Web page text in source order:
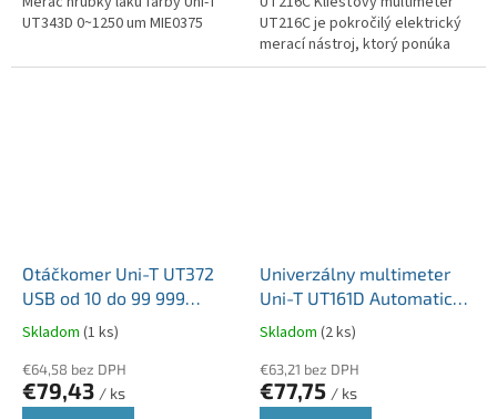
UT343D 0~1250 um MIE0375
UT216C je pokročilý elektrický
merací nástroj, ktorý ponúka
presnosť a funkčnosť potrebnú
Otáčkomer Uni-T UT372
USB od 10 do 99 999
ot./min. MIE0130
Skladom (1 ks)
€64,58 bez DPH
€79,43 / ks
Univerzálny multimeter
Uni-T UT161D Automatické
prepínanie meracích
rozsahov MIE0433
Skladom (2 ks)
€63,21 bez DPH
€77,75 / ks